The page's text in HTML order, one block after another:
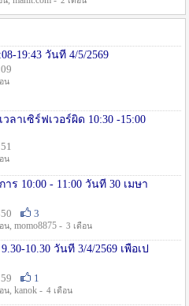
19:43 วันที่ 4/5/2569
น
ลาเซิร์ฟเวอร์ผิด 10:30 -15:00
น
ร 10:00 - 11:00 วันที่ 30 เมษา
3
น, momo8875 - 3 เดือน
10.30 วันที่ 3/4/2569 เพื่อเป
1
น, kanok - 4 เดือน